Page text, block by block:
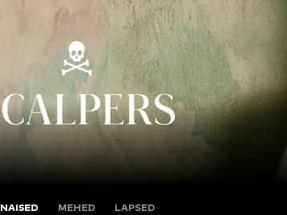
NAISED MEHED LAPSED